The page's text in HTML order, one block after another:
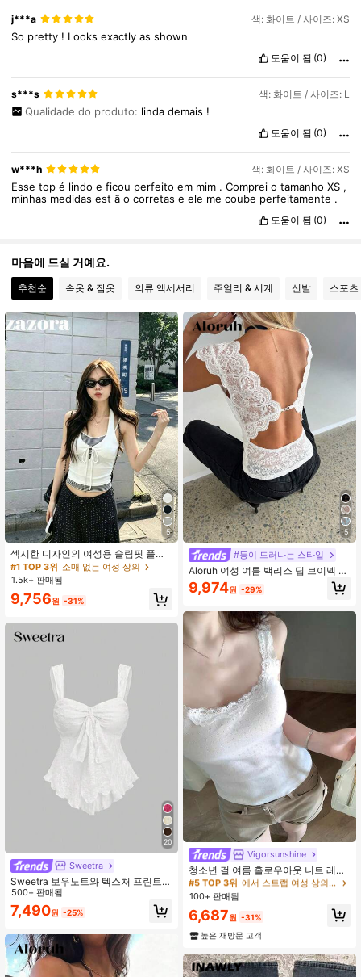
j***a 색: 화이트 / 사이즈: XS
So pretty ! Looksexactlyasshown
도움이 됨 (0)
s***s 색: 화이트 / 사이즈: L
Qualidade do produto: linda demais !
도움이 됨 (0)
w***h 색: 화이트 / 사이즈: XS
Essetopé lindoeficou perfeitoem mim .CompreiotamanhoXS ,
minhas medidasestãocorretaseele mecoube perfeitamente .
도움이 됨 (0)
마음에 드실 거예요.
추천순 속옷 & 잠옷 의류 액세서리 주얼리 & 시계 신발 스포
5
섹시한 디자인의 여성용 슬림핏 플래
터링 스트라이프 패치워크 크롭 2-in-
1 캐미솔 탱크탑 여름 의류, 에스테틱
화이트
#1 TOP 3위 소매 없는 여성 상의
1.5k+ 판매됨
9,756원 -31%
20
Sweetra
Sweetra 보우노트와 텍스처 프린트가
있는 크롭트 튜브 탑
500+ 판매됨
7,490원 -25%
5
#등이 드러나는 스타일
Aloruh 여성 여름 백리스 딥 브이넥 레
이스 솔리드 컬러 탱크 탑
9,974원 -29%
Vigorsunshine
청소년 걸 여름 홀로우아웃 니트 레이
스 트림 캐미솔 탱크 탑 화이트 캐주얼
#5 TOP 3위
거의 매진!
#5 TOP 3위
에서 스트랩 여성 상의, 블라우스 & 티
거의 매진!
#5 TOP 3위
에서 스트랩 여성 상의, 블라우스 & 티
거의 매진!
#5 TOP 3위
에서 스트랩 여성 상의, 블라우스 & 티
거의 매진!
100+ 판매됨
6,687원 -31%
높은 재방문 고객